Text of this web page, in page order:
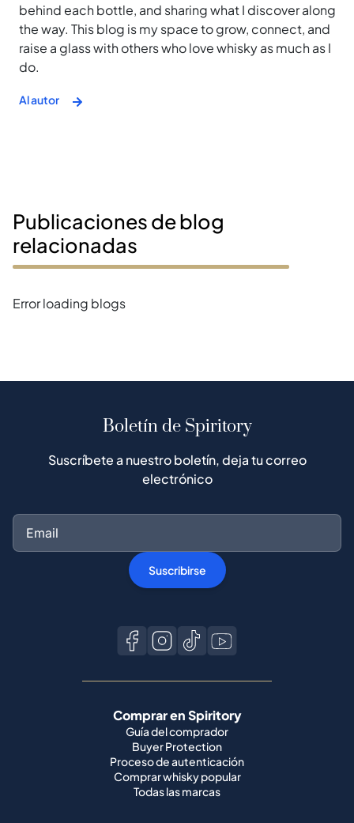
behind each bottle, and sharing what I discover along
the way. This blog is my space to grow, connect, and
raise a glass with others who love whisky as much as I
do.
Al autor
Publicaciones de blog
relacionadas
Error loading blogs
Boletín de Spiritory
Suscríbete a nuestro boletín, deja tu correo
electrónico
Suscribirse
Comprar en Spiritory
Guía del comprador
Buyer Protection
Proceso de autenticación
Comprar whisky popular
Todas las marcas